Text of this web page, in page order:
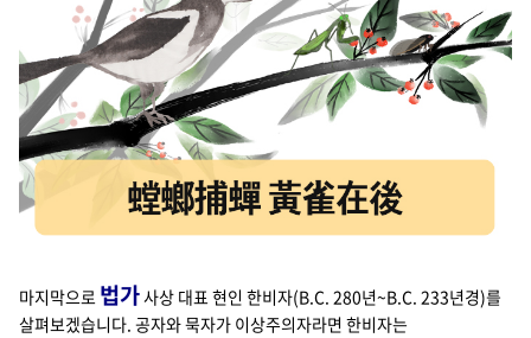
마지막으로 법가사상 대표 현인 한비자(B.C. 280년~B.C. 233년경)를
살펴보겠습니다. 공자와 묵자가 이상주의자라면 한비자는